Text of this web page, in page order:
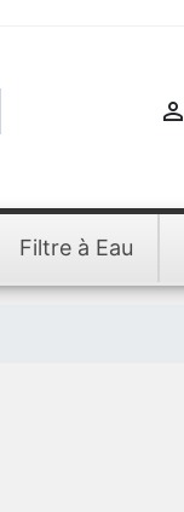

Filtre à Eau